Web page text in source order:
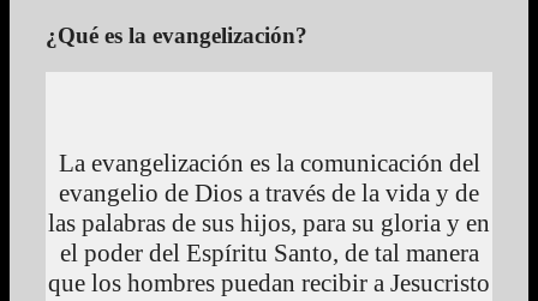
¿Qué es la evangelización?
La evangelización es la comunicación del
evangelio de Dios a través de la vida y de
las palabras de sus hijos, para su gloria y en
el poder del Espíritu Santo, de tal manera
que los hombres puedan recibir a Jesucristo